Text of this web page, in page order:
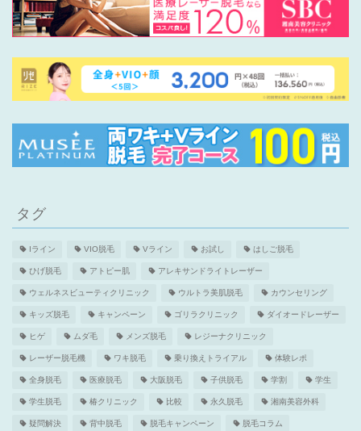
タグ
Iライン VIO脱毛 Vライン お試し はしご脱毛
ひげ脱毛 アトピー肌 アレキサンドライトレーザー
ウェルネスビューティクリニック ウルトラ美肌脱毛 カウンセリング
キッズ脱毛 キャンペーン ゴリラクリニック ダイオードレーザー
ヒゲ ムダ毛 メンズ脱毛 レジーナクリニック
レーザー脱毛機 ワキ脱毛 乗り換えトライアル 体験レポ
全身脱毛 医療脱毛 大阪脱毛 子供脱毛 学割 学生
学生脱毛 椿クリニック 比較 永久脱毛 湘南美容外科
疑問解決 背中脱毛 脱毛キャンペーン 脱毛コラム